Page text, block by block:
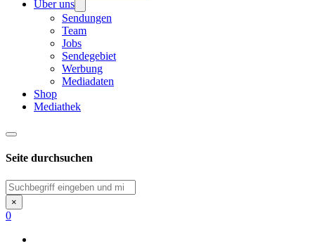
Über uns
Sendungen
Team
Jobs
Sendegebiet
Werbung
Mediadaten
Shop
Mediathek
Seite durchsuchen
Suchen
×
0